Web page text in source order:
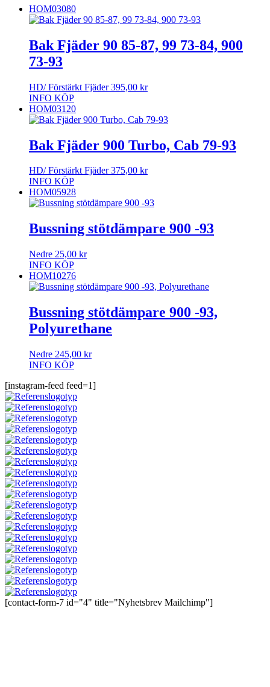
HOM03080
Bak Fjäder 90 85-87, 99 73-84, 900
73-93
HD/ Förstärkt Fjäder 395,00 kr
INFO KÖP
HOM03120
Bak Fjäder 900 Turbo, Cab 79-93
HD/ Förstärkt Fjäder 375,00 kr
INFO KÖP
HOM05928
Bussning stötdämpare 900 -93
Nedre 25,00 kr
INFO KÖP
HOM10276
Bussning stötdämpare 900 -93,
Polyurethane
Nedre 245,00 kr
INFO KÖP
[instagram-feed feed=1]
[contact-form-7 id="4" title="Nyhetsbrev Mailchimp"]